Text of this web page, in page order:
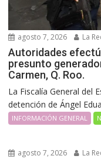
agosto 7, 2026 La
Autoridades
presunto
Carmen, Q. Roo.
La Fiscalía General del
detención de Ángel
INFORMACIÓN GENERAL
agosto 7, 2026 La